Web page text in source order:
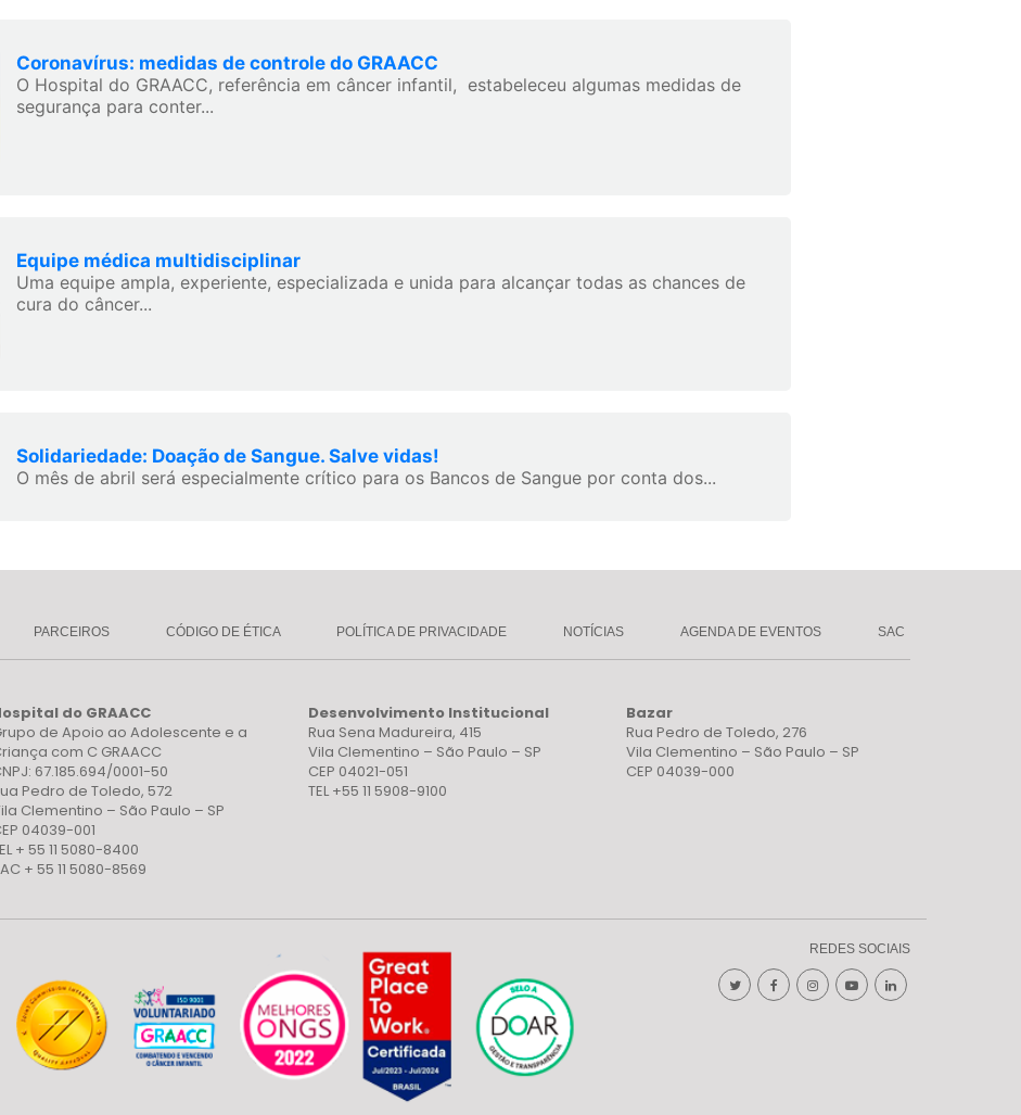
Coronavírus: medidas de controle do GRAACC
O Hospital do GRAACC, referência em câncer infantil, estabeleceu algumas medidas de
segurança para conter...
Equipe médica multidisciplinar
Uma equipe ampla, experiente, especializada e unida para alcançar todas as chances de
cura do câncer...
Solidariedade: Doação de Sangue. Salve vidas!
O mês de abril será especialmente crítico para os Bancos de Sangue por conta dos...
PARCEIROS CÓDIGO DE ÉTICA POLÍTICA DE PRIVACIDADE NOTÍCIAS AGENDA DE EVENTOS SAC
do GRAACC
de Apoio ao Adolescente e a
com C GRAACC
67.185.694/0001-50
Pedro de Toledo, 572
Clementino – São Paulo – SP
04039-001
+ 55 11 5080-8400
+ 55 11 5080-8569
Desenvolvimento Institucional
Rua Sena Madureira, 415
Vila Clementino – São Paulo – SP
CEP 04021-051
TEL +55 11 5908-9100
Bazar
Rua Pedro de Toledo, 276
Vila Clementino – São Paulo – SP
CEP 04039-000
REDES SOCIAIS